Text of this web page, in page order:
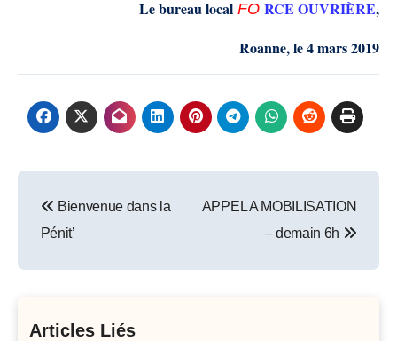
Le bureau local FO RCE OUVRIÈRE,
Roanne, le 4 mars 2019
navigation
Bienvenue dans la
Pénit’
APPEL A MOBILISATION
– demain 6h
Articles Liés